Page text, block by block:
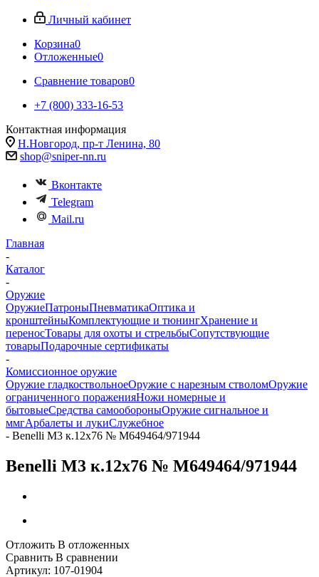
Личный кабинет
Корзина0
Отложенные0
Сравнение товаров0
+7 (800) 333-16-53
Контактная информация
Н.Новгород, пр-т Ленина, 80
shop@sniper-nn.ru
Вконтакте
Telegram
Mail.ru
Главная
-
Каталог
-
Оружие
ОружиеПатроныПневматикаОптика и
кронштейныКомплектующие и тюнингХранение и
переносТовары для охоты и стрельбыСопутствующие
товарыПодарочные сертификаты
-
Комиссионное оружие
Оружие гладкоствольноеОружие с нарезным стволомОружие
ограниченного пораженияНожи номерные и
бытовыеСредства самообороныОружие сигнальное и
ммгАрбалеты и лукиСлужебное
- Benelli M3 к.12х76 № M649464/971944
Benelli M3 к.12х76 № M649464/971944
Отложить В отложенных
Сравнить В сравнении
Артикул: 107-01904